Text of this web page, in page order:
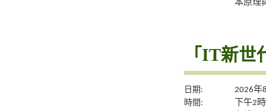
本原理
「IT新
日期:
2026年
時間:
下午2